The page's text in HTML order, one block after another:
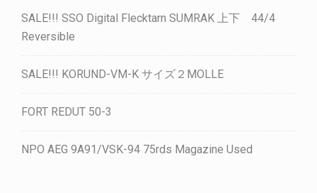
SALE!!! SSO Digital Flecktarn SUMRAK 上下 44/4
Reversible
SALE!!! KORUND-VM-K サイズ２MOLLE
FORT REDUT 50-3
NPO AEG 9A91/VSK-94 75rds Magazine Used